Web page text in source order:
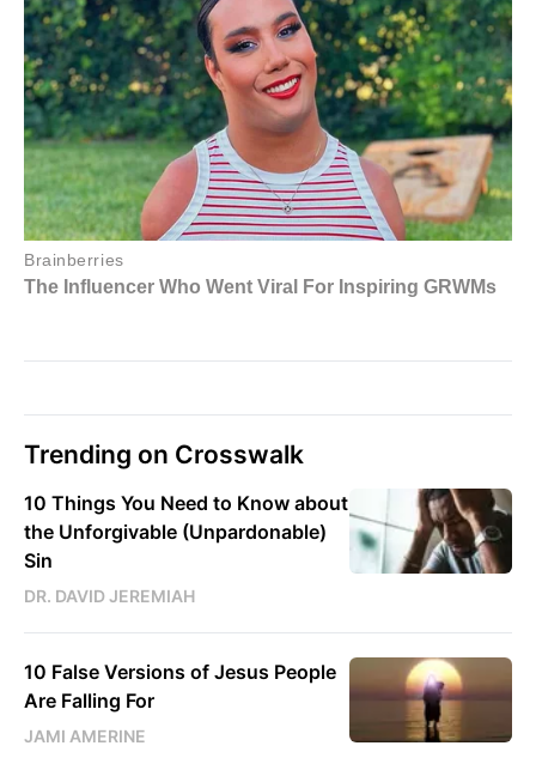
Trending on Crosswalk
10 Things You Need to Know about
the Unforgivable (Unpardonable)
Sin
DR. DAVID JEREMIAH
10 False Versions of Jesus People
Are Falling For
JAMI AMERINE